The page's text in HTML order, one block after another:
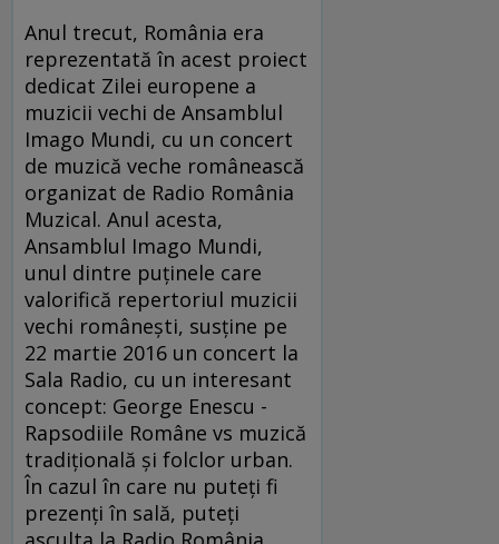
Anul trecut, România era
reprezentată în acest proiect
dedicat Zilei europene a
muzicii vechi de Ansamblul
Imago Mundi, cu un concert
de muzică veche românească
organizat de Radio România
Muzical. Anul acesta,
Ansamblul Imago Mundi,
unul dintre puținele care
valorifică repertoriul muzicii
vechi românești, susține pe
22 martie 2016 un concert la
Sala Radio, cu un interesant
concept: George Enescu -
Rapsodiile Române vs muzică
tradiţională şi folclor urban.
În cazul în care nu puteți fi
prezenți în sală, puteți